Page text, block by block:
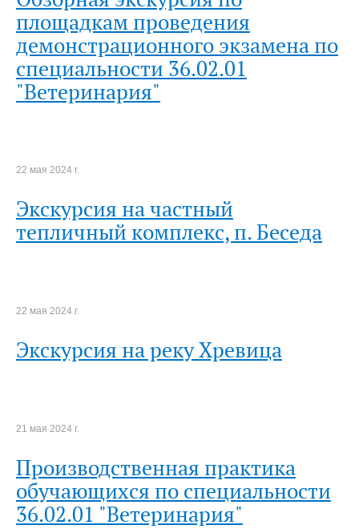
площадкам проведения
демонстрационного экзамена по
специальности 36.02.01
"Ветеринария"
22 мая 2024 г.
Экскурсия на частный
тепличный комплекс, п. Беседа
22 мая 2024 г.
Экскурсия на реку Хревица
21 мая 2024 г.
Производственная практика
обучающихся по специальности
36.02.01 "Ветеринария"